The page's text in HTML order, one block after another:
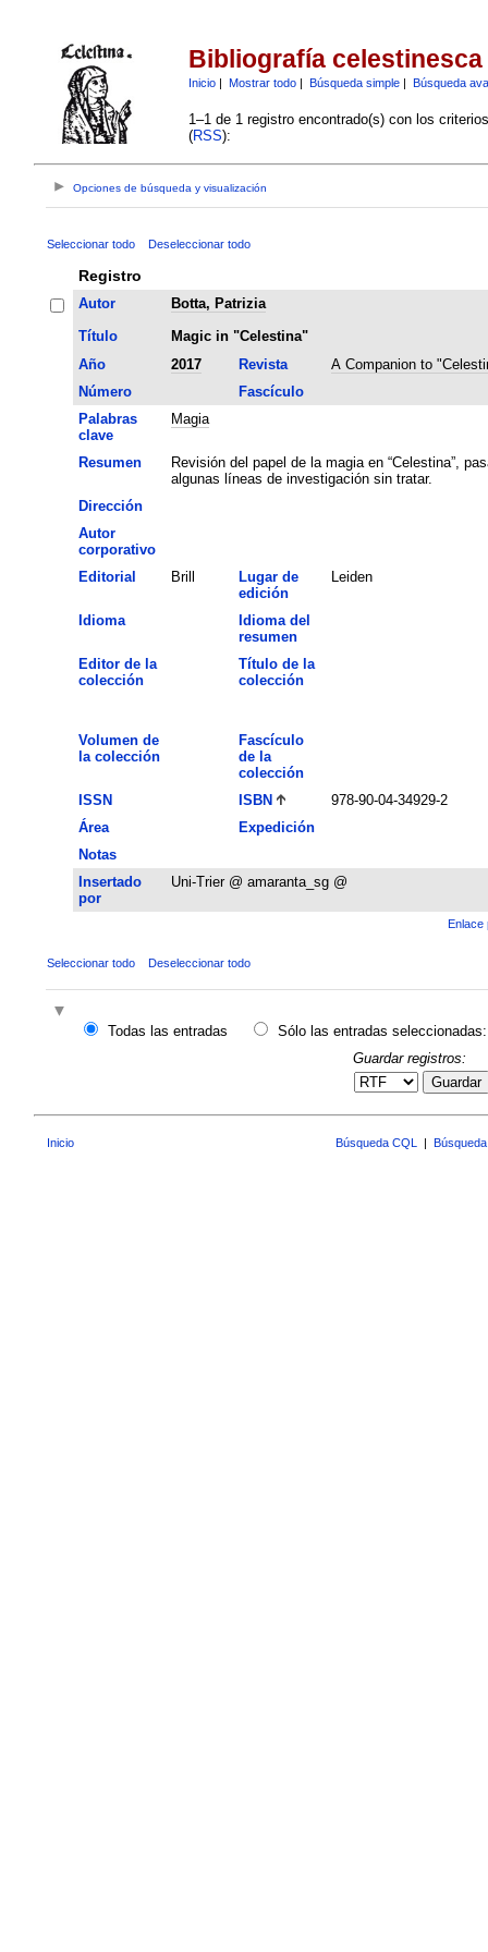
Bibliografía celestinesca
Inicio| Mostrar todo| Búsqueda simple| Búsqueda
1–1 de 1 registro encontrado(s) con los
(RSS):
Opciones de búsqueda y visualización
Seleccionar todo Deseleccionar todo
Registro
Autor
Botta, Patrizia
Título
Magic in "Celestina"
Año
2017 Revista
A Companion to
Número
Fascículo
Palabras
clave
Magia
Resumen
Revisión del papel de la magia en “Celestina”,
algunas líneas de investigación sin tratar.
Dirección
Autor
corporativo
Editorial
Brill
Lugar de
edición
Leiden
Idioma
Idioma del
resumen
Editor de la
colección
Título de la
colección
Volumen de
la colección
Fascículo
de la
colección
ISSN
ISBN
978-90-04-34929-2
Área
Expedición
Notas
Insertado
por
Uni-Trier @ amaranta_sg @
Enlace
Seleccionar todo Deseleccionar todo
Todas las entradas
Sólo las entradas seleccionadas:
Guardar registros:
Guardar
Inicio Búsqueda CQL